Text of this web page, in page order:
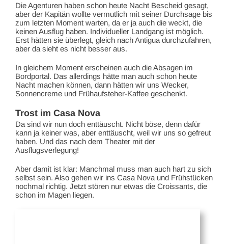
Die Agenturen haben schon heute Nacht Bescheid gesagt,
aber der Kapitän wollte vermutlich mit seiner Durchsage bis
zum letzten Moment warten, da er ja auch die weckt, die
keinen Ausflug haben. Individueller Landgang ist möglich.
Erst hätten sie überlegt, gleich nach Antigua durchzufahren,
aber da sieht es nicht besser aus.
In gleichem Moment erscheinen auch die Absagen im
Bordportal. Das allerdings hätte man auch schon heute
Nacht machen können, dann hätten wir uns Wecker,
Sonnencreme und Frühaufsteher-Kaffee geschenkt.
Trost im Casa Nova
Da sind wir nun doch enttäuscht. Nicht böse, denn dafür
kann ja keiner was, aber enttäuscht, weil wir uns so gefreut
haben. Und das nach dem Theater mit der
Ausflugsverlegung!
Aber damit ist klar: Manchmal muss man auch hart zu sich
selbst sein. Also gehen wir ins Casa Nova und Frühstücken
nochmal richtig. Jetzt stören nur etwas die Croissants, die
schon im Magen liegen.